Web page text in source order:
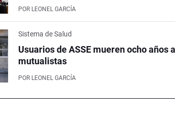
POR LEONEL GARCÍA
Sistema de Salud
Usuarios de ASSE mueren ocho años
mutualistas
POR LEONEL GARCÍA